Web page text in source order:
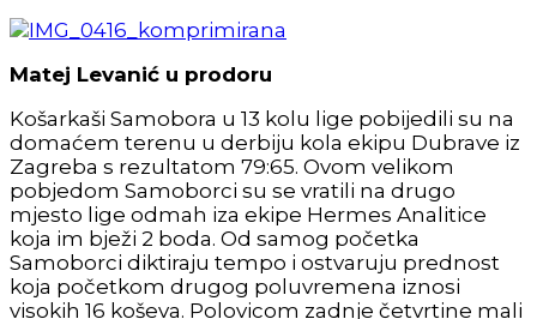
Matej Levanić u prodoru
Košarkaši Samobora u 13 kolu lige pobijedili su na
domaćem terenu u derbiju kola ekipu Dubrave iz
Zagreba s rezultatom 79:65. Ovom velikom
pobjedom Samoborci su se vratili na drugo
mjesto lige odmah iza ekipe Hermes Analitice
koja im bježi 2 boda. Od samog početka
Samoborci diktiraju tempo i ostvaruju prednost
koja početkom drugog poluvremena iznosi
visokih 16 koševa. Polovicom zadnje četvrtine mali